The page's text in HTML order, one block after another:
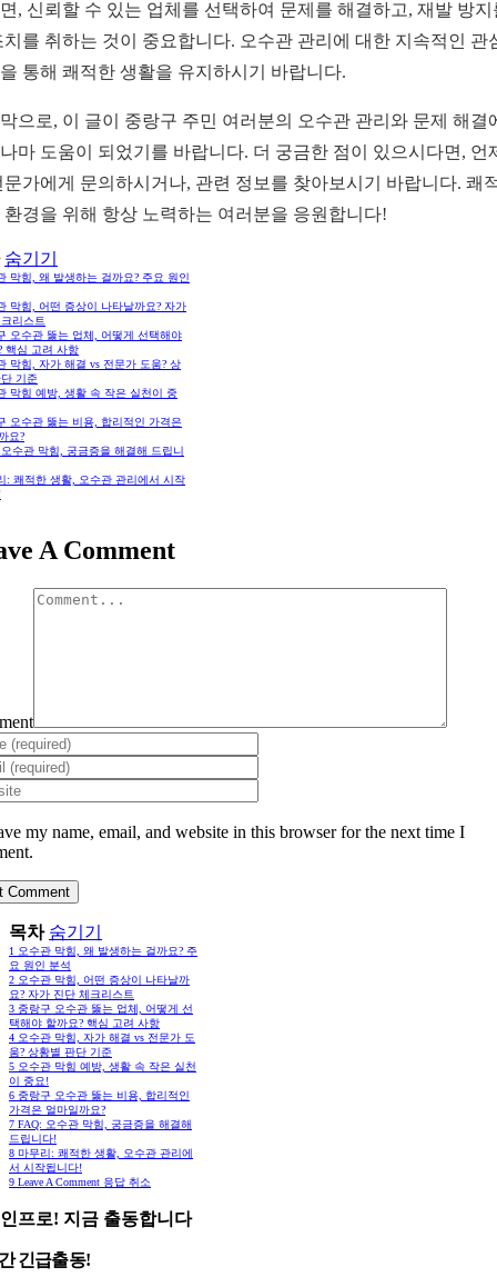
, 신뢰할 수 있는 업체를 선택하여 문제를 해결하고, 재발 방지
치를 취하는 것이 중요합니다. 오수관 관리에 대한 지속적인 관
통해 쾌적한 생활을 유지하시기 바랍니다.
으로, 이 글이 중랑구 주민 여러분의 오수관 관리와 문제 해결
마 도움이 되었기를 바랍니다. 더 궁금한 점이 있으시다면, 언
문가에게 문의하시거나, 관련 정보를 찾아보시기 바랍니다. 쾌
환경을 위해 항상 노력하는 여러분을 응원합니다!
숨기기
막힘, 왜 발생하는 걸까요? 주요 원인
막힘, 어떤 증상이 나타날까요? 자가
리스트
오수관 뚫는 업체, 어떻게 선택해야
핵심 고려 사항
막힘, 자가 해결 vs 전문가 도움? 상
기준
막힘 예방, 생활 속 작은 실천이 중
오수관 뚫는 비용, 합리적인 가격은
요?
오수관 막힘, 궁금증을 해결해 드립니
: 쾌적한 생활, 오수관 관리에서 시작
A Comment
my name, email, and website in this browser for the next time I
목차 숨기기
1 오수관 막힘, 왜 발생하는 걸까요? 주
요 원인 분석
2 오수관 막힘, 어떤 증상이 나타날까
요? 자가 진단 체크리스트
3 중랑구 오수관 뚫는 업체, 어떻게 선
택해야 할까요? 핵심 고려 사항
4 오수관 막힘, 자가 해결 vs 전문가 도
움? 상황별 판단 기준
5 오수관 막힘 예방, 생활 속 작은 실천
이 중요!
6 중랑구 오수관 뚫는 비용, 합리적인
가격은 얼마일까요?
7 FAQ: 오수관 막힘, 궁금증을 해결해
드립니다!
8 마무리: 쾌적한 생활, 오수관 관리에
서 시작됩니다!
9 Leave A Comment 응답 취소
프로! 지금 출동합니다
긴급출동!